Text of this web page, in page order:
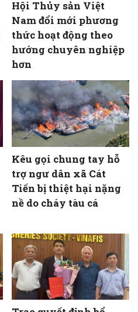
Hội Thủy sản Việt
Nam đổi mới phương
thức hoạt động theo
hướng chuyên nghiệp
hơn
Kêu gọi chung tay hỗ
trợ ngư dân xã Cát
Tiến bị thiệt hại nặng
nề do cháy tàu cá